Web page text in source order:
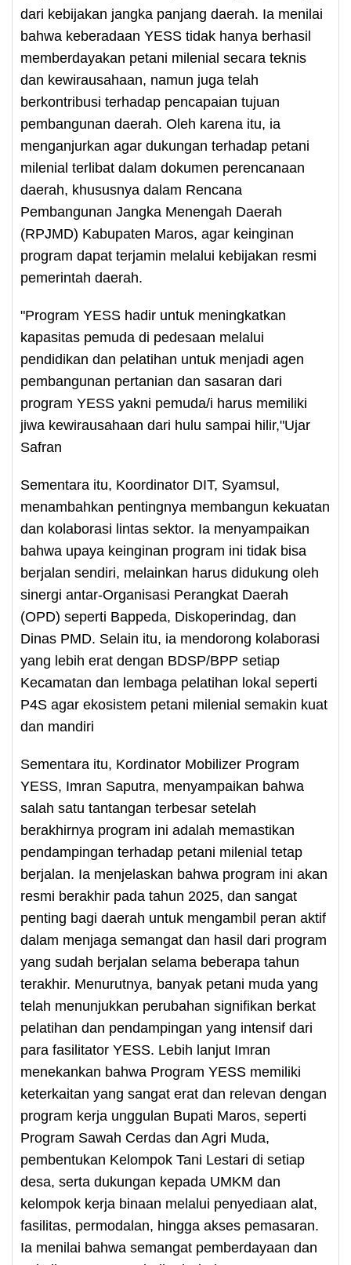
dari kebijakan jangka panjang daerah. Ia menilai
bahwa keberadaan YESS tidak hanya berhasil
memberdayakan petani milenial secara teknis
dan kewirausahaan, namun juga telah
berkontribusi terhadap pencapaian tujuan
pembangunan daerah. Oleh karena itu, ia
menganjurkan agar dukungan terhadap petani
milenial terlibat dalam dokumen perencanaan
daerah, khususnya dalam Rencana
Pembangunan Jangka Menengah Daerah
(RPJMD) Kabupaten Maros, agar keinginan
program dapat terjamin melalui kebijakan resmi
pemerintah daerah.
"Program YESS hadir untuk meningkatkan
kapasitas pemuda di pedesaan melalui
pendidikan dan pelatihan untuk menjadi agen
pembangunan pertanian dan sasaran dari
program YESS yakni pemuda/i harus memiliki
jiwa kewirausahaan dari hulu sampai hilir,"Ujar
Safran
Sementara itu, Koordinator DIT, Syamsul,
menambahkan pentingnya membangun kekuatan
dan kolaborasi lintas sektor. Ia menyampaikan
bahwa upaya keinginan program ini tidak bisa
berjalan sendiri, melainkan harus didukung oleh
sinergi antar-Organisasi Perangkat Daerah
(OPD) seperti Bappeda, Diskoperindag, dan
Dinas PMD. Selain itu, ia mendorong kolaborasi
yang lebih erat dengan BDSP/BPP setiap
Kecamatan dan lembaga pelatihan lokal seperti
P4S agar ekosistem petani milenial semakin kuat
dan mandiri
Sementara itu, Kordinator Mobilizer Program
YESS, Imran Saputra, menyampaikan bahwa
salah satu tantangan terbesar setelah
berakhirnya program ini adalah memastikan
pendampingan terhadap petani milenial tetap
berjalan. Ia menjelaskan bahwa program ini akan
resmi berakhir pada tahun 2025, dan sangat
penting bagi daerah untuk mengambil peran aktif
dalam menjaga semangat dan hasil dari program
yang sudah berjalan selama beberapa tahun
terakhir. Menurutnya, banyak petani muda yang
telah menunjukkan perubahan signifikan berkat
pelatihan dan pendampingan yang intensif dari
para fasilitator YESS. Lebih lanjut Imran
menekankan bahwa Program YESS memiliki
keterkaitan yang sangat erat dan relevan dengan
program kerja unggulan Bupati Maros, seperti
Program Sawah Cerdas dan Agri Muda,
pembentukan Kelompok Tani Lestari di setiap
desa, serta dukungan kepada UMKM dan
kelompok kerja binaan melalui penyediaan alat,
fasilitas, permodalan, hingga akses pemasaran.
Ia menilai bahwa semangat pemberdayaan dan